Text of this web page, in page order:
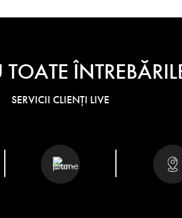
SERVICII CLIENȚI LIVE